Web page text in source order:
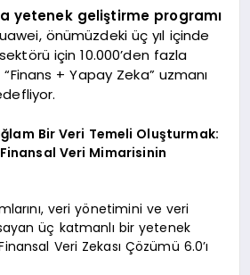
yetenek geliştirme programı
önümüzdeki üç yıl içinde
için 10.000’den fazla
+ Yapay Zeka” uzmanı
Bir Veri Temeli Oluşturmak:
Finansal Veri Mimarisinin
veri yönetimini ve veri
üç katmanlı bir yetenek
Veri Zekası Çözümü 6.0’ı